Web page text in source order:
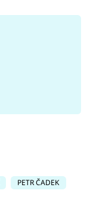
PETR ČADEK